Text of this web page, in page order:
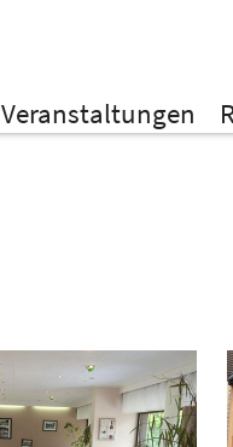
Veranstaltungen